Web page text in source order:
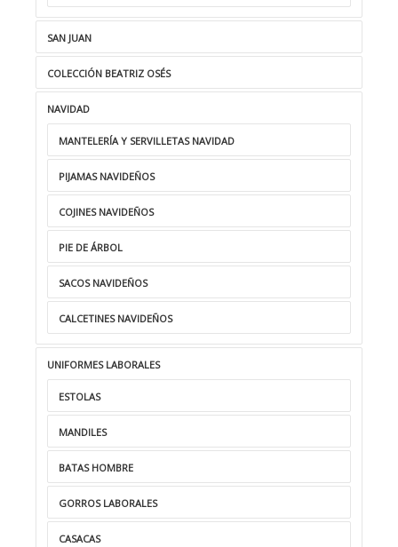
SAN JUAN
COLECCIÓN BEATRIZ OSÉS
NAVIDAD
MANTELERÍA Y SERVILLETAS NAVIDAD
PIJAMAS NAVIDEÑOS
COJINES NAVIDEÑOS
PIE DE ÁRBOL
SACOS NAVIDEÑOS
CALCETINES NAVIDEÑOS
UNIFORMES LABORALES
ESTOLAS
MANDILES
BATAS HOMBRE
GORROS LABORALES
CASACAS